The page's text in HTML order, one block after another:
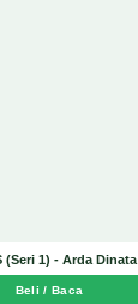
(Seri 1) - Arda Dinata
Beli / Baca